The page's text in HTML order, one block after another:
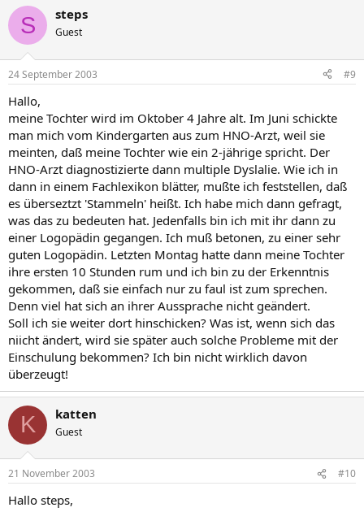
S steps
Guest
24 September 2003 #9
Hallo,
meine Tochter wird im Oktober 4 Jahre alt. Im Juni schickte
man mich vom Kindergarten aus zum HNO-Arzt, weil sie
meinten, daß meine Tochter wie ein 2-jährige spricht. Der
HNO-Arzt diagnostizierte dann multiple Dyslalie. Wie ich in
dann in einem Fachlexikon blätter, mußte ich feststellen, daß
es überseztzt 'Stammeln' heißt. Ich habe mich dann gefragt,
was das zu bedeuten hat. Jedenfalls bin ich mit ihr dann zu
einer Logopädin gegangen. Ich muß betonen, zu einer sehr
guten Logopädin. Letzten Montag hatte dann meine Tochter
ihre ersten 10 Stunden rum und ich bin zu der Erkenntnis
gekommen, daß sie einfach nur zu faul ist zum sprechen.
Denn viel hat sich an ihrer Aussprache nicht geändert.
Soll ich sie weiter dort hinschicken? Was ist, wenn sich das
niicht ändert, wird sie später auch solche Probleme mit der
Einschulung bekommen? Ich bin nicht wirklich davon
überzeugt!
K katten
Guest
21 November 2003 #10
Hallo steps,